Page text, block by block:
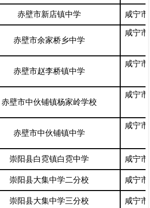
赤壁市新店镇中学 咸宁
赤壁市余家桥乡中学
咸宁
赤壁市赵李桥镇中学
咸宁
赤壁市中伙铺镇杨家岭学校
咸宁
赤壁市中伙铺镇中学
咸宁
崇阳县白霓镇白霓中学 咸宁
崇阳县大集中学二分校 咸宁
崇阳县大集中学三分校 咸宁